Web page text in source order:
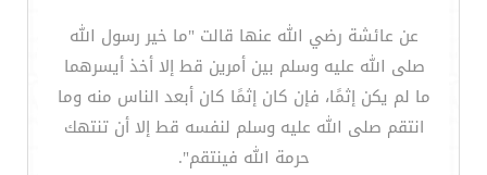
عن عائشة رضي الله عنها قالت "ما خير رسول الله
صلى الله عليه وسلم بين أمرين قط إلا أخذ أيسرهما
ما لم يكن إثمًا، فإن كان إثمًا كان أبعد الناس منه وما
انتقم صلى الله عليه وسلم لنفسه قط إلا أن تنتهك
حرمة الله فينتقم".